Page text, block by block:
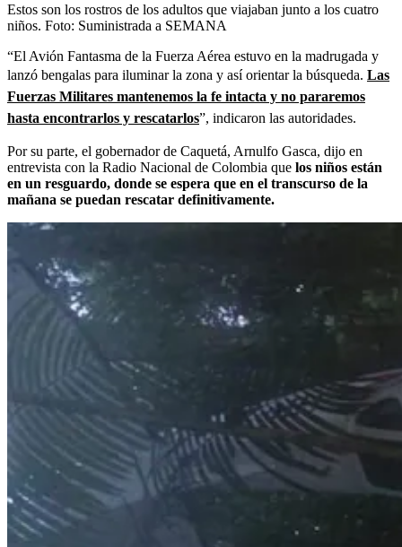
Estos son los rostros de los adultos que viajaban junto a los cuatro
niños. Foto: Suministrada a SEMANA
“El Avión Fantasma de la Fuerza Aérea estuvo en la madrugada y
lanzó bengalas para iluminar la zona y así orientar la búsqueda. Las
Fuerzas Militares mantenemos la fe intacta y no pararemos
hasta encontrarlos y rescatarlos”, indicaron las autoridades.
Por su parte, el gobernador de Caquetá, Arnulfo Gasca, dijo en
entrevista con la Radio Nacional de Colombia que los niños están
en un resguardo, donde se espera que en el transcurso de la
mañana se puedan rescatar definitivamente.